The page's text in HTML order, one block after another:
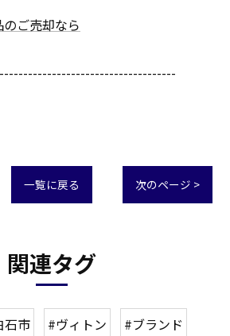
ご売却なら
一覧に戻る 次のページ >
関連タグ
石市 #ヴィトン
#ブランド